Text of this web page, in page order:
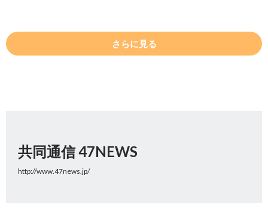
さらに見る
共同通信 47NEWS
http://www.47news.jp/